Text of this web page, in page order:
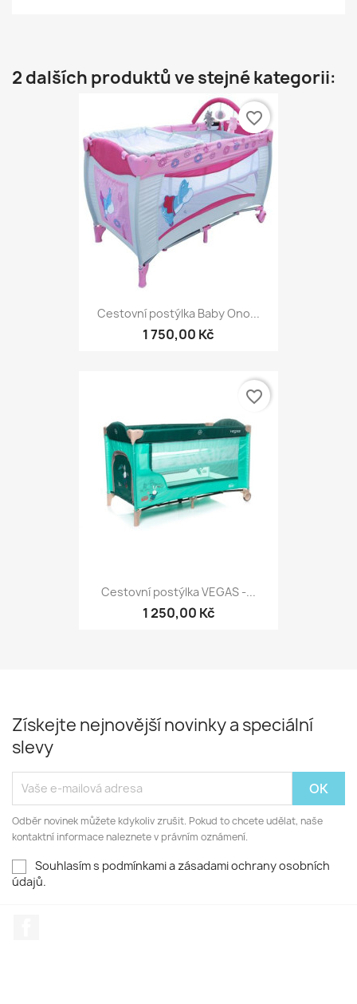
2 dalších produktů ve stejné kategorii:
Cestovní postýlka Baby Ono...
1 750,00 Kč
favorite_border
Cestovní postýlka VEGAS -...
1 250,00 Kč
favorite_border
Získejte nejnovější novinky a speciální
slevy
Odběr novinek můžete kdykoliv zrušit. Pokud to chcete udělat, naše
kontaktní informace naleznete v právním oznámení.
Souhlasím s podmínkami a zásadami ochrany osobních
údajů.